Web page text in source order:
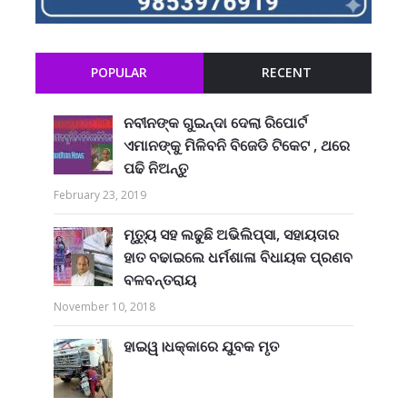
POPULAR RECENT
ନବୀନଙ୍କ ଗୁଇନ୍ଦା ଦେଲା ରିପୋର୍ଟ
ଏମାନଙ୍କୁ ମିଳିବନି ବିଜେଡି ଟିକେଟ , ଥରେ
ପଢି ନିଅନ୍ତୁ
February 23, 2019
ମୃତ୍ୟୁ ସହ ଲଢୁଛି ଅଭିଲିପ୍ସା, ସହାୟତାର
ହାତ ବଢାଇଲେ ଧର୍ମଶାଳା ବିଧାୟକ ପ୍ରଣବ
ବଳବନ୍ତରାୟ
November 10, 2018
ହାଇୱ।ଧକ୍କାରେ ଯୁବକ ମୃତ